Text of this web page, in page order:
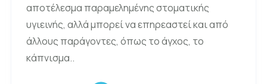
αποτέλεσμα παραμελημένης στοματικής
υγιεινής, αλλά μπορεί να επηρεαστεί και από
άλλους παράγοντες, όπως το άγχος, το
κάπνισμα..